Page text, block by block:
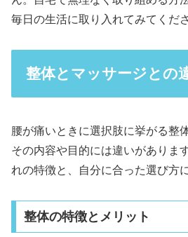
毎日の生活に取り入れてみてくださ
整体とマッサージとの
腰が痛いときに選択肢に挙がる整
その内容や目的には違いがありま
れの特徴と、自分に合った選び方
整体の特徴とメリット